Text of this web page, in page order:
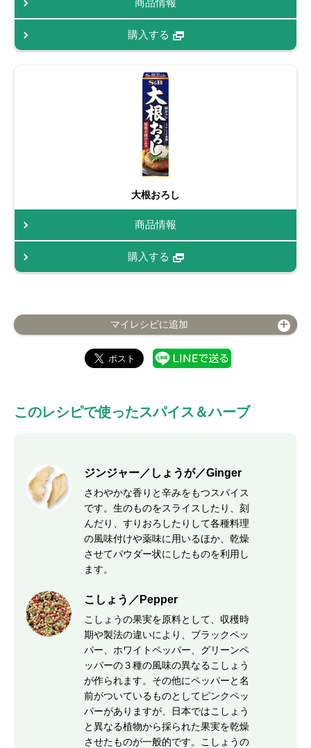
商品情報
購入する
大根おろし
商品情報
購入する
マイレシピに追加
このレシピで使ったスパイス＆ハーブ
ジンジャー／しょうが／Ginger
さわやかな香りと辛みをもつスパイス
です。生のものをスライスしたり、刻
んだり、すりおろしたりして各種料理
の風味付けや薬味に用いるほか、乾燥
させてパウダー状にしたものを利用し
ます。
こしょう／Pepper
こしょうの果実を原料として、収穫時
期や製法の違いにより、ブラックペッ
パー、ホワイトペッパー、グリーンペ
ッパーの３種の風味の異なるこしょう
が作られます。その他にペッパーと名
前がついているものとしてピンクペッ
パーがありますが、日本ではこしょう
と異なる植物から採られた果実を乾燥
させたものが一般的です。こしょうの